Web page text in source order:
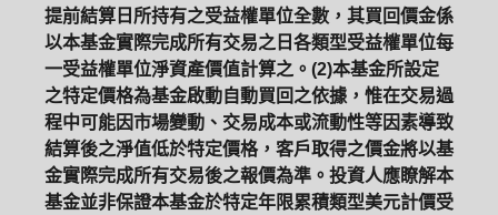
提前結算日所持有之受益權單位全數，其買回價金係
以本基金實際完成所有交易之日各類型受益權單位每
一受益權單位淨資產價值計算之。(2)本基金所設定
之特定價格為基金啟動自動買回之依據，惟在交易過
程中可能因市場變動、交易成本或流動性等因素導致
結算後之淨值低於特定價格，客戶取得之價金將以基
金實際完成所有交易後之報價為準。投資人應瞭解本
基金並非保證本基金於特定年限累積類型美元計價受